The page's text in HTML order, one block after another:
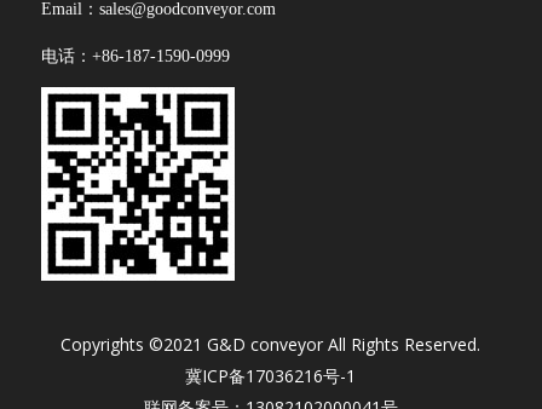
Email：sales@goodconveyor.com
电话：+86-187-1590-0999
Copyrights ©2021 G&D conveyor All Rights Reserved.
冀ICP备17036216号-1